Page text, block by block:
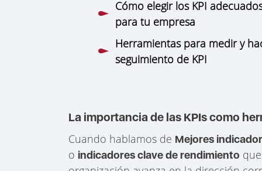
Cómo elegir los KPI
para tu empresa
Herramientas para medir y
seguimiento de KPI
La importancia de las KPIs como
Cuando hablamos de Mejores
o indicadores clave de rendimiento